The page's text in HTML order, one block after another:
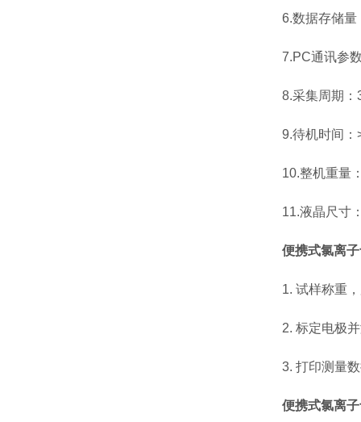
6.数据存储量
7.PC通讯参数
8.采集周期：
9.待机时间：
10.整机重量
11.液晶尺寸
便携式氯离
1. 试样称重，
2. 标定电极并
3. 打印测量数
便携式氯离